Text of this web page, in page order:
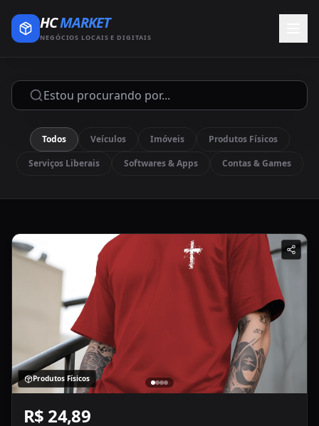
HCMARKET
NEGÓCIOS LOCAIS E DIGITAIS
Todos Veículos Imóveis
Produtos Físicos
Serviços Liberais
Softwares & Apps Contas & Games
Produtos Físicos
R$ 24,89